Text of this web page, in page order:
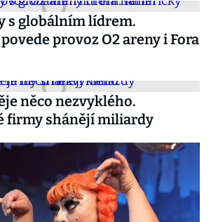
s globálním lídrem.
provoz O2 areny i Fora
něco nezvyklého.
firmy shánějí miliardy